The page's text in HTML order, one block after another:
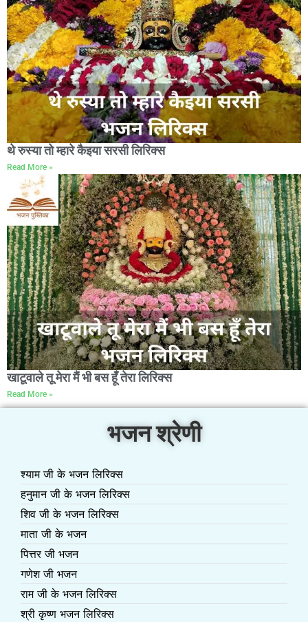
थे रुस्या तो म्हारे कैइया सरसी लिरिक्स
Read More »
खाटूवाले तू मेरा मैं भी बस हूँ तेरा लिरिक्स
Read More »
भजन श्रेणी
श्याम जी के भजन लिरिक्स
हनुमान जी के भजन लिरिक्स
शिव जी के भजन लिरिक्स
माता जी के भजन
पित्तर जी भजन
गणेश जी भजन
राम जी के भजन लिरिक्स
श्री कृष्ण भजन लिरिक्स